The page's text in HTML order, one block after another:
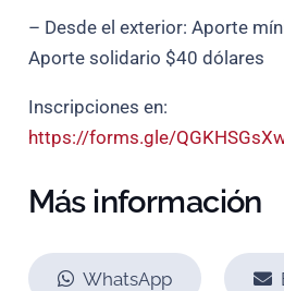
– Desde el exterior: Aporte
Aporte solidario $40 dólares
Inscripciones en:
https://forms.gle/
Más información
WhatsApp